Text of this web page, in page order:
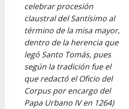
celebrar procesión
claustral del Santísimo al
término de la misa mayor,
dentro de la herencia que
legó Santo Tomás, pues
según la tradición fue el
que redactó el Oficio del
Corpus por encargo del
Papa Urbano IV en 1264)